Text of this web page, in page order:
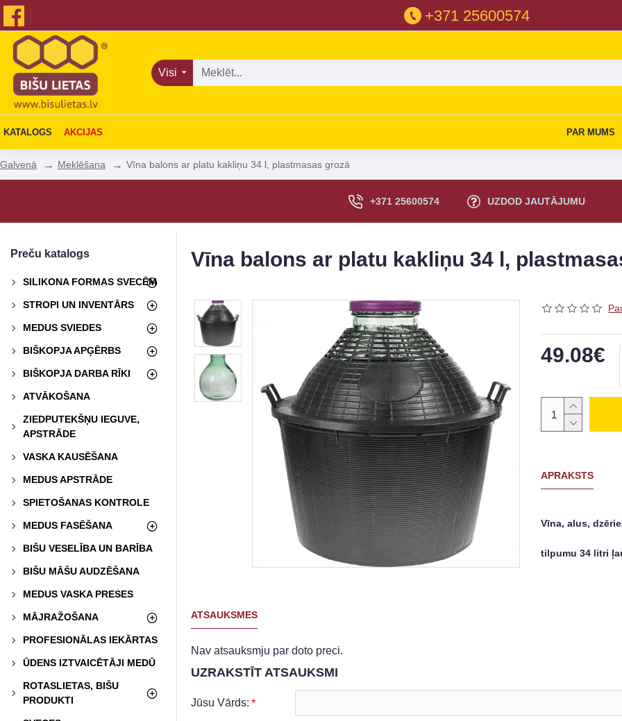
+371 25600574
Visi
KATALOGS AKCIJAS PAR MUMS
Galvenā Meklēšana Vīna balons ar platu kakliņu 34 l, plastmasas grozā
+371 25600574 UZDOD JAUTĀJUMU
Preču katalogs
SILIKONA FORMAS SVECĒM
STROPI UN INVENTĀRS
MEDUS SVIEDES
BIŠKOPJA APĢĒRBS
BIŠKOPJA DARBA RĪKI
ATVĀKOŠANA
ZIEDPUTEKŠŅU IEGUVE,
APSTRĀDE
VASKA KAUSĒŠANA
MEDUS APSTRĀDE
SPIETOŠANAS KONTROLE
MEDUS FASĒŠANA
BIŠU VESELĪBA UN BARĪBA
BIŠU MĀŠU AUDZĒŠANA
MEDUS VASKA PRESES
MĀJRAŽOŠANA
PROFESIONĀLAS IEKĀRTAS
ŪDENS IZTVAICĒTĀJI MEDŪ
ROTASLIETAS, BIŠU
PRODUKTI
Vīna balons ar platu kakliņu 34 l,
49.08€
APRAKSTS
Vīna, alus,
tilpumu 34 litri
ATSAUKSMES
Nav atsauksmju par doto preci.
UZRAKSTĪT ATSAUKSMI
Jūsu Vārds: